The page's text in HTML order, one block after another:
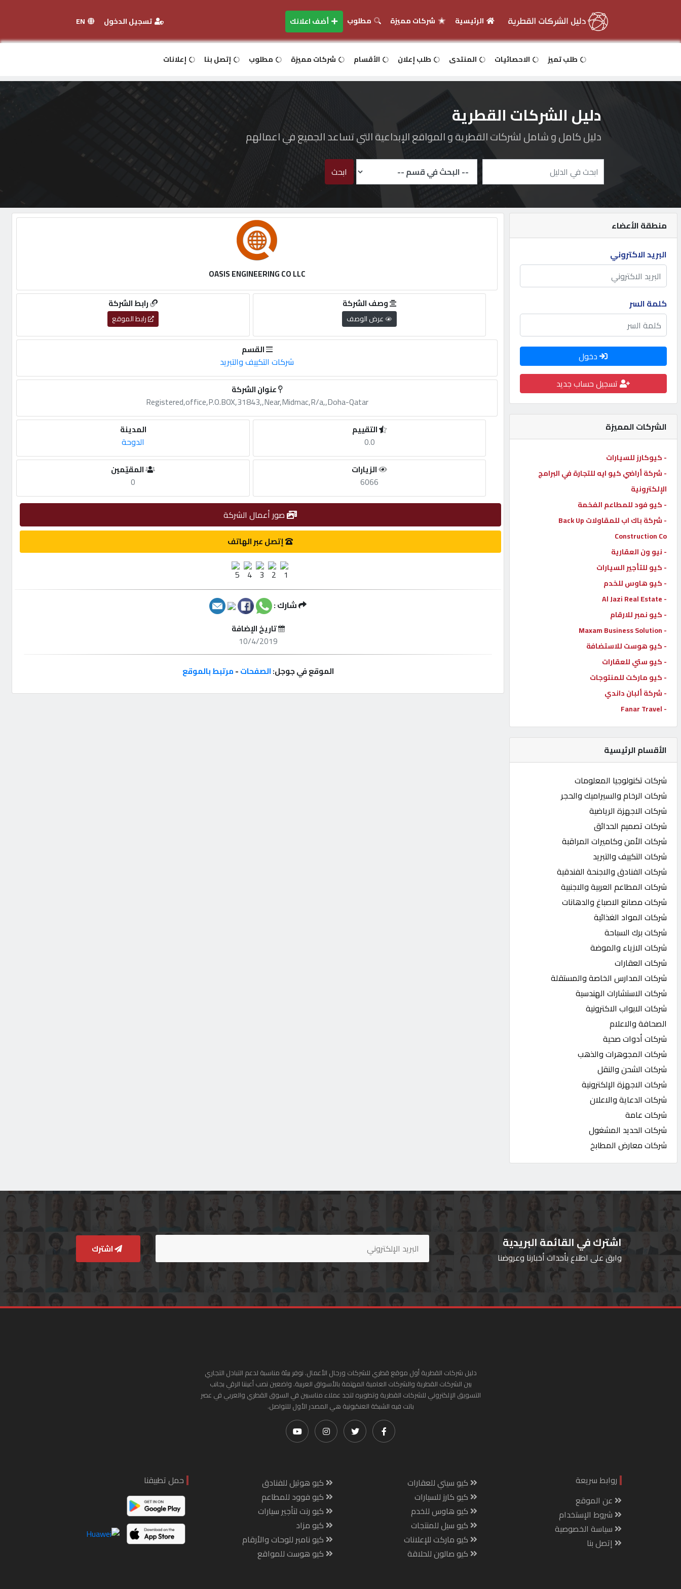
دخول
اعلانك
مطلوب
طلب
الاحصائيات
الأقسام
شركات
مميزة
إبحث
إتصل
بنا
إعلانات
المنتدى
كيو
مزاد
كيو
نمبر
كيو
كارز
كيو
ماركت
الدليل
القطري
POWERED
QHOST
الرئيسية شركات مميزة مطلوب أضف اعلانك تسجيل الدخول
طلب تميز الاحصائيات المنتدى طلب إعلان الأقسام شركات مميزة مطلوب إتصل بنا إعلانات
دليل الشركات القطرية
دليل كامل و شامل لشركات القطرية و المواقع الإبداعية التي تساعد الجميع في اعمالهم
ابحث
منطقة الأعضاء
البريد الاكتروني
كلمة السر
دخول
تسجيل حساب جديد
الشركات المميزة
- كيوكارز للسيارات
- شركة أراضي كيو ايه للتجارة في البرامج
الإلكترونية
- كيو فود للمطاعم الفخمة
- شركة باك اب للمقاولات Back Up
Construction Co
- نيو ون العقارية
- كيو للتأجير السيارات
- كيو هاوس للخدم
- Al Jazi Real Estate
- كيو نمبر للارقام
- Maxam Business Solution
- كيو هوست للاستضافة
- كيو ستي للعقارات
- كيو ماركت للمنتوجات
- شركة ألبان داندي
- Fanar Travel
الأقسام الرئيسية
شركات تكنولوجيا المعلومات
شركات الرخام والسيراميك والحجر
شركات الاجهزة الرياضية
شركات تصميم الحدائق
شركات الأمن وكاميرات المراقبة
شركات التكييف والتبريد
شركات الفنادق والاجنحة الفندقية
شركات المطاعم العربية والاجنبية
شركات مصانع الاصباغ والدهانات
شركات المواد الغذائية
شركات برك السباحة
شركات الازياء والموضة
شركات العقارات
شركات المدارس الخاصة والمستقلة
شركات الاستشارات الهندسية
شركات الابواب الاكترونية
الصحافة والاعلام
شركات أدوات صحية
شركات المجوهرات والذهب
شركات الشحن والنقل
شركات الاجهزة الإلكترونية
شركات الدعاية والاعلان
شركات عامة
شركات الحديد المشغول
شركات معارض المطابخ
OASIS ENGINEERING CO LLC
رابط الشركة
رابط الموقع
وصف الشركة
عرض الوصف
القسم
شركات التكييف والتبريد
عنوان الشركة
Registered,office,P.O.BOX,31843,,Near,Midmac,R/a,,Doha-Qatar
المدينة
الدوحة
التقييم
0.0
المقيّمين
0
الزيارات
6066
صور أعمال الشركة
إتصل عبر الهاتف
شارك :
تاريخ الإضافة
10/4/2019
الموقع في جوجل:الصفحات-مرتبط بالموقع
اشترك في القائمة البريدية
وابق على اطلاع بأحداث أخبارنا وعروضنا
اشترك
دليل شركات القطرية أول موقع قطري للشركات ورجال الأعمال. نوفر بيئة مناسبة لدعم التبادل التجاري
بين الشركات القطرية والشركات العامية المهتمة بالأسواق العربية. واضعين نصب أعيننا الرقي بجانب
التسويق الإلكتروني للشركات القطرية وتطويره لتجد عملاء مناسبين في السوق القطري والعربي في عصر
باتت فيه الشبكة العنكبونية هي المصدر الأول للتواصل.
روابط سريعة
عن الموقع
شروط الإستخدام
سياسة الخصوصية
إتصل بنا
كيو سيتي للعقارات
كيو كارز للسيارات
كيو هاوس للخدم
كيو سيل للمنتجات
كيو ماركت للإعلانات
كيو صالون للحلاقة
كيو هوتيل للفنادق
كيو فوود للمطاعم
كيو رنت لتأجير سيارات
كيو مزاد
كيو نامبر للوحات والأرقام
كيو هوست للمواقع
حمل تطبيقنا